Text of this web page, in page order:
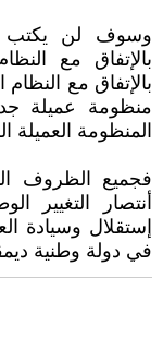
وسوف لن يكتب
بالإتفاق مع
منظومة عميلة
المنظومة العميلة
فجميع الظروف
أنتصار التغيير
إستقلال وسيادة
في دولة وطنية